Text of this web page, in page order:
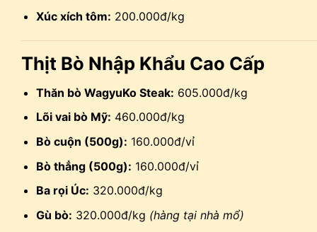
Xúc xích tôm: 200.000đ/kg
Thịt Bò Nhập Khẩu Cao Cấp
Thăn bò WagyuKo Steak: 605.000đ/kg
Lõi vai bò Mỹ: 460.000đ/kg
Bò cuộn (500g): 160.000đ/vỉ
Bò thẳng (500g): 160.000đ/vỉ
Ba rọi Úc: 320.000đ/kg
Gù bò: 320.000đ/kg (hàng tại nhà mổ)